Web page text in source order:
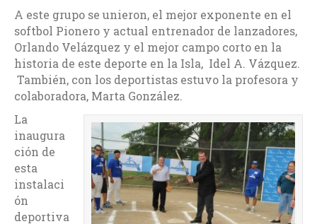
A este grupo se unieron, el mejor exponente en el
softbol Pionero y actual entrenador de lanzadores,
Orlando Velázquez y el mejor campo corto en la
historia de este deporte en la Isla, Idel A. Vázquez.
También, con los deportistas estuvo la profesora y
colaboradora, Marta González.
La
inaugura
ción de
esta
instalaci
ón
deportiva